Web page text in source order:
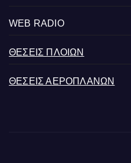
WEB RADIO
ΘΕΣΕΙΣ ΠΛΟΙΩΝ
ΘΕΣΕΙΣ ΑΕΡΟΠΛΑΝΩΝ